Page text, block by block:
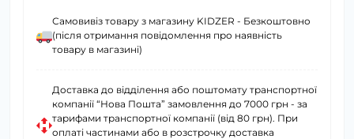
Самовивіз товару з магазину KIDZER - Безкоштовно
(після отримання повідомлення про наявність
товару в магазині)
Доставка до відділення або поштомату транспортної
компанії “Нова Пошта” замовлення до 7000 грн - за
тарифами транспортної компанії (від 80 грн). При
оплаті частинами або в розстрочку доставка